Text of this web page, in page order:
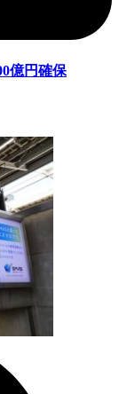
億円確保